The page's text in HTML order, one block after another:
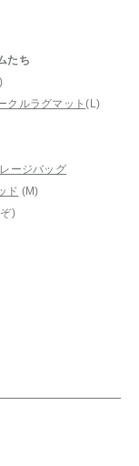
たち
クルラグマット(L)
ージバッグ
ド (M)
)